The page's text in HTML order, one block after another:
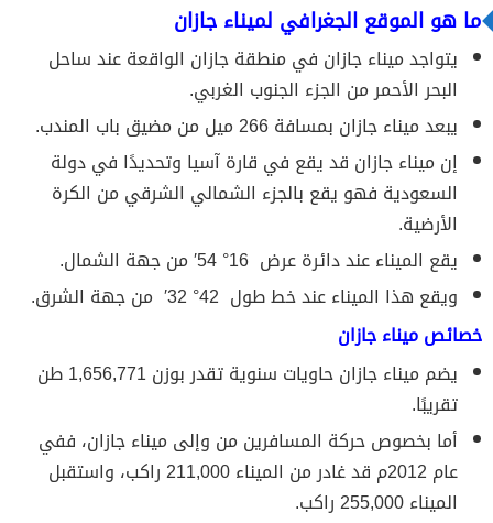
ما هو الموقع الجغرافي لميناء جازان
يتواجد ميناء جازان في منطقة جازان الواقعة عند ساحل
البحر الأحمر من الجزء الجنوب الغربي.
يبعد ميناء جازان بمسافة 266 ميل من مضيق باب المندب.
إن ميناء جازان قد يقع في قارة آسيا وتحديدًا في دولة
السعودية فهو يقع بالجزء الشمالي الشرقي من الكرة
الأرضية.
يقع الميناء عند دائرة عرض 16° 54′ من جهة الشمال.
ويقع هذا الميناء عند خط طول 42° 32′ من جهة الشرق.
خصائص ميناء جازان
يضم ميناء جازان حاويات سنوية تقدر بوزن 1,656,771 طن
تقريبًا.
أما بخصوص حركة المسافرين من وإلى ميناء جازان، ففي
عام 2012م قد غادر من الميناء 211,000 راكب، واستقبل
الميناء 255,000 راكب.